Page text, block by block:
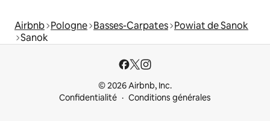
Airbnb Pologne Basses-Carpates Powiat de Sanok
Sanok
© 2026 Airbnb, Inc.
Confidentialité
Conditions générales